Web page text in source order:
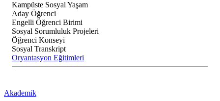
Kampüste Sosyal Yaşam
Aday Öğrenci
Engelli Öğrenci Birimi
Sosyal Sorumluluk Projeleri
Öğrenci Konseyi
Sosyal Transkript
Oryantasyon Eğitimleri
Akademik